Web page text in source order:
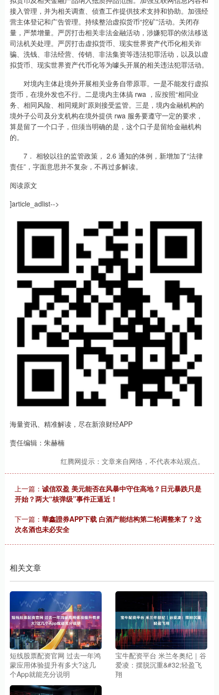
接入管理，并为相关调查、侦查工作提供技术支持和协助。加强经
营主体登记和广告管理。持续整治虚拟货币“挖矿”活动。关闭存
量，严禁增量。严厉打击相关非法金融活动，涉嫌犯罪的依法移送
司法机关处理。严厉打击虚拟货币、现实世界资产代币化相关诈
骗、洗钱、非法经营、传销、非法集资等违法犯罪活动，以及以虚
拟货币、现实世界资产代币化等为噱头开展的相关违法犯罪活动。
对境内主体赴境外开展相关业务自带原罪。一是不能发行虚拟
货币，在境外发也不行。二是境内主体搞 rwa ，应按照“相同业
务、相同风险、相同规则”原则接受监管。三是，境内金融机构的
境外子公司及分支机构在境外提供 rwa 服务要遵守一定的要求，
算是留了一个口子，但须当明确的是，这个口子是留给金融机构
的。
7． 相较以往的监管政策， 2.6 通知的体例，新增加了“法律
责任”，字面意思并不复杂，不再过多解读。
阅读原文
]article_adlist-->
海量资讯、精准解读，尽在新浪财经APP
责任编辑：朱赫楠
红腾网提示：文章来自网络，不代表本站观点。
上一篇： 诚信双盈 美元能否在风暴中守住高地？日元暴跌只是
开始？两大“核弹级”事件正逼近！
下一篇： 華鑫證券APP下载 白酒产能结构第二轮调整来了？这
次名酒也未必安全
相关文章
短线股票配资官网 过去一年鸿
蒙应用体验提升有多大?这几
个App就能充分说明
宝牛配资平台 米兰冬奥纪｜谷
爱凌：摆脱沉重&#32;轻盈飞
翔